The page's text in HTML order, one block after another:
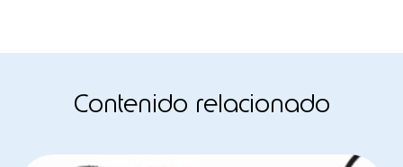
Contenido relacionado